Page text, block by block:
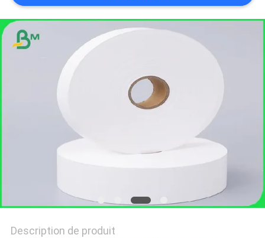
NOUVELLES
LES
AFFAIRES
POLITIQUE
DE
CONFIDENTIALITÉ
Description de produit